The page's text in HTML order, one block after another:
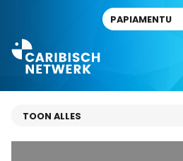
PAPIAMENTU